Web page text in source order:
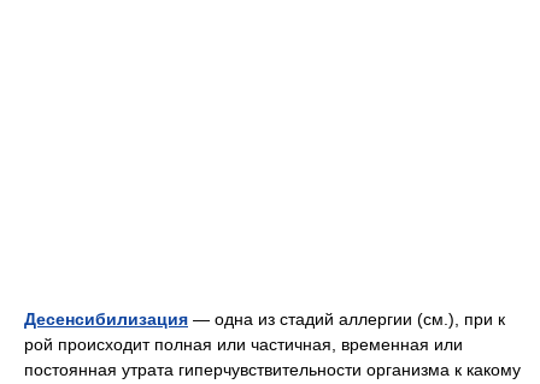
Десенсибилизация — одна из стадий аллергии (см.), при к
рой происходит полная или частичная, временная или
постоянная утрата гиперчувствительности организма к какому